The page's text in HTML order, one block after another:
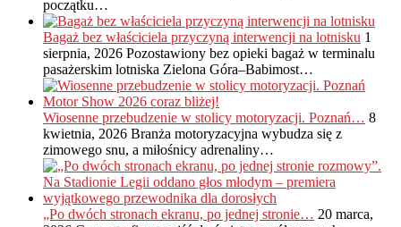
początku…
Bagaż bez właściciela przyczyną interwencji na lotnisku 1
sierpnia, 2026 Pozostawiony bez opieki bagaż w terminalu
pasażerskim lotniska Zielona Góra–Babimost…
Wiosenne przebudzenie w stolicy motoryzacji. Poznań… 8
kwietnia, 2026 Branża motoryzacyjna wybudza się z
zimowego snu, a miłośnicy adrenaliny…
„Po dwóch stronach ekranu, po jednej stronie… 20 marca,